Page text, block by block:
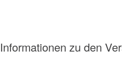
Informationen zu den